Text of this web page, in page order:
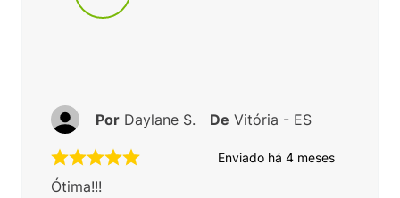
Enviado há 4 meses
Ótima!!!
Por Daylane S. De Vitória - ES